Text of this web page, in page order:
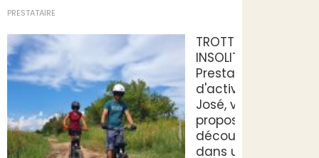
PRESTATAIRE
TROTTS
INSOLITES
Prestataires
d'activités
José, vous
propose de
découvrir
dans une